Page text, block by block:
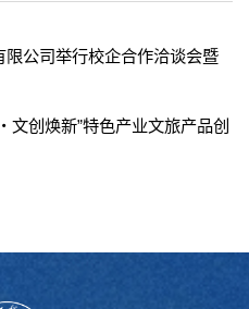
限公司举行校企合作洽谈会暨
文创焕新”特色产业文旅产品创